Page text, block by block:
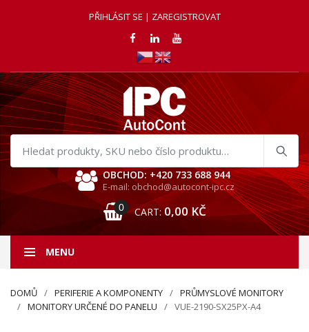
PŘIHLÁSIT SE | ZAREGISTROVAT
Hledat
produkty
OBCHOD: +420 733 688 944
E-mail: obchod@autocont-ipc.cz
0 CART: 0,00 KČ
MENU
DOMŮ PERIFERIE A KOMPONENTY
PRŮMYSLOVÉ MONITORY
MONITORY URČENÉ DO PANELU
VUE-2190-SX25PX-A4